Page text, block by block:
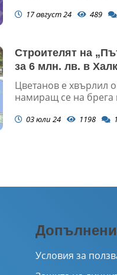
17 август 24 489
Строителят на
за 6 млн. лв. в
Цветанов е хвърлил
намиращ се на
03 юли 24 1198 1
Условия за